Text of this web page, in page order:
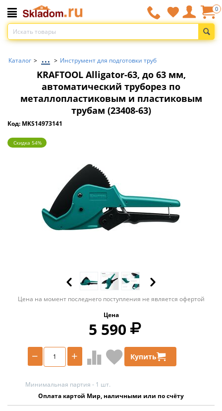
0
Каталог > ... > Инструмент для подготовки труб
KRAFTOOL Alligator-63, до 63 мм,
автоматический труборез по
металлопластиковым и пластиковым
трубам (23408-63)
Код: MKS14973141
Скидка 54%
Цена на момент последнего поступления не является офертой
Цена
5 590
+
− Купить
Минимальная партия - 1 шт.
Оплата картой Мир, наличными или по счёту